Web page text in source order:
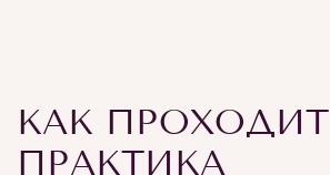
КАК ПРОХОДИТ
ПРАКТИКА